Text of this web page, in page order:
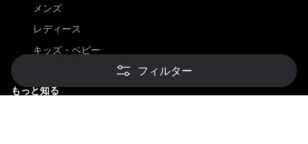
フィルター
メンズ
レディース
キッズ・ベビー
もっと知る